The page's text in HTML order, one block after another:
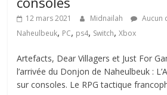
12 mars 2021 Midnailah
Aucun
Naheulbeuk, PC, ps4, Switch,Xbox
Artefacts, Dear Villagers et Just For
l’arrivée du Donjon de Naheulbeuk :
sur consoles. Le RPG tactique